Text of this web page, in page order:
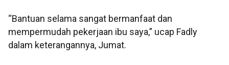
“Bantuan selama sangat bermanfaat dan
mempermudah pekerjaan ibu saya,” ucap Fadly
dalam keterangannya, Jumat.